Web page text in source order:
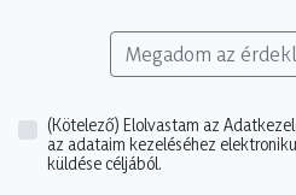
Megadom az
(Kötelező) Elolvastam az
az adataim kezeléséhez
küldése céljából.